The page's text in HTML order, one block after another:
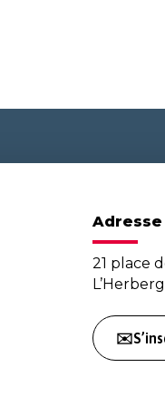
Adresse
21 place